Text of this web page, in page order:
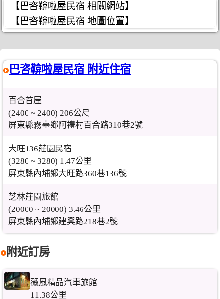
【巴咨鞥啦屋民宿 相關網站】
【巴咨鞥啦屋民宿 地圖位置】
巴咨鞥啦屋民宿 附近住宿
百合首屋
(2400 ~ 2400) 206公尺
屏東縣霧臺鄉阿禮村百合路310巷2號
大旺136莊園民宿
(3280 ~ 3280) 1.47公里
屏東縣內埔鄉大旺路360巷136號
芝林莊園旅館
(20000 ~ 20000) 3.46公里
屏東縣內埔鄉建興路218巷2號
附近訂房
薇風精品汽車旅館
11.38公里